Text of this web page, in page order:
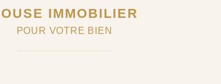
IMMOBILIER
POUR VOTRE BIEN